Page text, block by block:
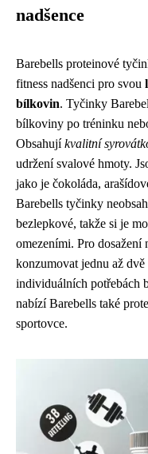
nadšence
Barebells proteinové
fitness nadšenci pro svou
bílkovin. Tyčinky
bílkoviny po tréninku
Obsahujíkvalitní
udržení svalové hmoty.
jako je čokoláda,
Barebells tyčinky
bezlepkové, takže si je
omezeními. Pro dosažení
konzumovat jednu až
individuálních potřebách
nabízí Barebells také
sportovce.